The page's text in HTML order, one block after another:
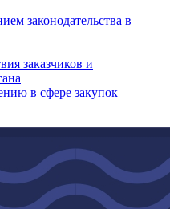
законодательства в
заказчиков и
в сфере закупок